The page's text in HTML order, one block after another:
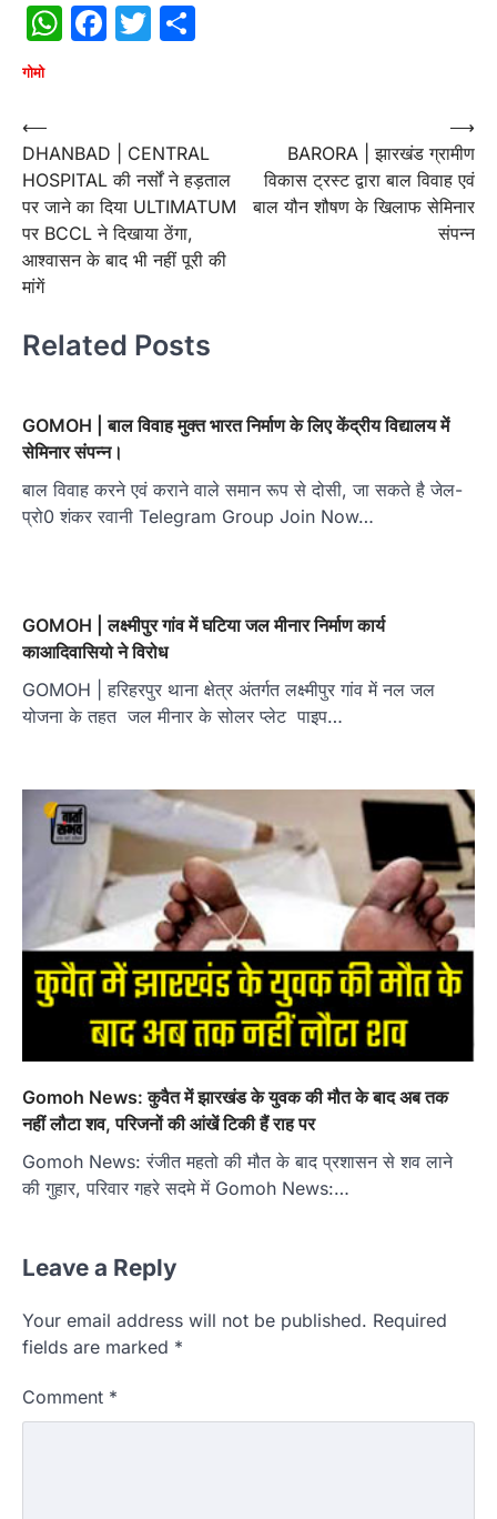
WhatsApp
Facebook
Twitter
गोमो
Post
navigation
⟵
DHANBAD | CENTRAL
HOSPITAL की नर्सों ने हड़ताल
पर जाने का दिया ULTIMATUM
पर BCCL ने दिखाया ठेंगा,
आश्वासन के बाद भी नहीं पूरी की
मांगें
BARORA | झारखंड ग्रामीण
विकास ट्रस्ट द्वारा बाल विवाह एवं
बाल यौन शौषण के खिलाफ सेमिनार
संपन्न
⟶
Related Posts
GOMOH | बाल विवाह मुक्त भारत निर्माण के लिए केंद्रीय विद्यालय में
सेमिनार संपन्न।
बाल विवाह करने एवं कराने वाले समान रूप से दोसी, जा सकते है जेल-
प्रो0 शंकर रवानी Telegram Group Join Now…
GOMOH | लक्ष्मीपुर गांव में घटिया जल मीनार निर्माण कार्य
काआदिवासियो ने विरोध
GOMOH | हरिहरपुर थाना क्षेत्र अंतर्गत लक्ष्मीपुर गांव में नल जल
योजना के तहत जल मीनार के सोलर प्लेट पाइप…
Gomoh News: कुवैत में झारखंड के युवक की मौत के बाद अब तक
नहीं लौटा शव, परिजनों की आंखें टिकी हैं राह पर
Gomoh News: रंजीत महतो की मौत के बाद प्रशासन से शव लाने
की गुहार, परिवार गहरे सदमे में Gomoh News:…
Leave a Reply
Your email address will not be published. Required
fields are marked *
Comment *